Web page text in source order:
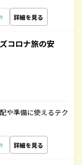
詳細を見る
コロナ旅の安
や準備に使えるテク
詳細を見る